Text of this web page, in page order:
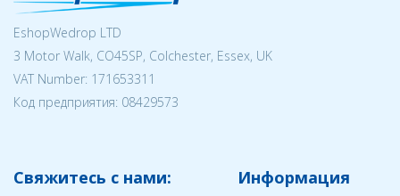
EshopWedrop LTD
3 Motor Walk, CO45SP, Colchester, Essex, UK
VAT Number: 171653311
Код предприятия: 08429573
Свяжитесь с нами: Информация